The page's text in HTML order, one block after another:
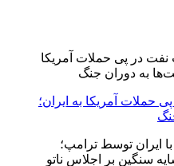
حملات آمریکا به ایران؛